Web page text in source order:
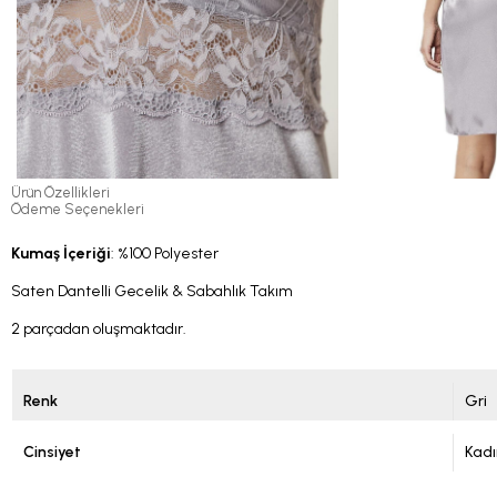
Ürün Özellikleri
Ödeme Seçenekleri
Kumaş İçeriği: %100 Polyester
Saten Dantelli Gecelik & Sabahlık Takım
2 parçadan oluşmaktadır.
Renk Gri
Cinsiyet